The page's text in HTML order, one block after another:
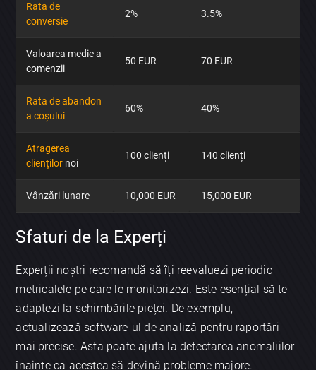
Rata de
conversie
2% 3.5%
Valoarea medie a
comenzii
50 EUR 70 EUR
Rata de abandon
a coșului
60% 40%
Atragerea
clienților noi
100 clienți 140 clienți
Vânzări lunare 10,000 EUR 15,000 EUR
Sfaturi de la Experți
Experții noștri recomandă să îți reevaluezi periodic
metricalele pe care le monitorizezi. Este esențial să te
adaptezi la schimbările pieței. De exemplu,
actualizează software-ul de analiză pentru raportări
mai precise. Asta poate ajuta la detectarea anomaliilor
înainte ca acestea să devină probleme majore.